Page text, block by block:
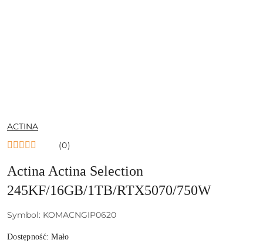
NAZWA
PRODUCENTA:
ACTINA
(0)
Actina Actina Selection
245KF/16GB/1TB/RTX5070/750W
Symbol: KOMACNGIP0620
Dostępność:Mało